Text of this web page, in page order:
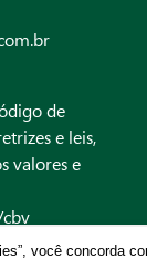
de
e leis,
valores e
você concorda